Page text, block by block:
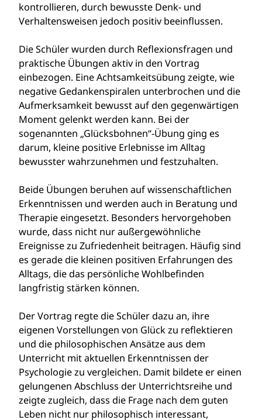
kontrollieren, durch bewusste Denk- und
Verhaltensweisen jedoch positiv beeinflussen.
Die Schüler wurden durch Reflexionsfragen und
praktische Übungen aktiv in den Vortrag
einbezogen. Eine Achtsamkeitsübung zeigte, wie
negative Gedankenspiralen unterbrochen und die
Aufmerksamkeit bewusst auf den gegenwärtigen
Moment gelenkt werden kann. Bei der
sogenannten „Glücksbohnen“-Übung ging es
darum, kleine positive Erlebnisse im Alltag
bewusster wahrzunehmen und festzuhalten.
Beide Übungen beruhen auf wissenschaftlichen
Erkenntnissen und werden auch in Beratung und
Therapie eingesetzt. Besonders hervorgehoben
wurde, dass nicht nur außergewöhnliche
Ereignisse zu Zufriedenheit beitragen. Häufig sind
es gerade die kleinen positiven Erfahrungen des
Alltags, die das persönliche Wohlbefinden
langfristig stärken können.
Der Vortrag regte die Schüler dazu an, ihre
eigenen Vorstellungen von Glück zu reflektieren
und die philosophischen Ansätze aus dem
Unterricht mit aktuellen Erkenntnissen der
Psychologie zu vergleichen. Damit bildete er einen
gelungenen Abschluss der Unterrichtsreihe und
zeigte zugleich, dass die Frage nach dem guten
Leben nicht nur philosophisch interessant,